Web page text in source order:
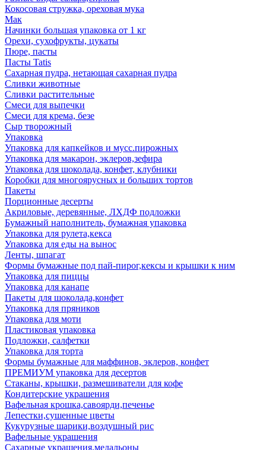
Кокосовая стружка, ореховая мука
Мак
Начинки большая упаковка от 1 кг
Орехи, сухофрукты, цукаты
Пюре, пасты
Пасты Tatis
Сахарная пудра, нетающая сахарная пудра
Сливки животные
Сливки растительные
Смеси для выпечки
Смеси для крема, безе
Сыр творожный
Упаковка
Упаковка для капкейков и мусс.пирожных
Упаковка для макарон, эклеров,зефира
Упаковка для шоколада, конфет, клубники
Коробки для многоярусных и больших тортов
Пакеты
Порционные десерты
Акриловые, деревянные, ЛХДФ подложки
Бумажный наполнитель, бумажная упаковка
Упаковка для рулета,кекса
Упаковка для еды на вынос
Ленты, шпагат
Формы бумажные под пай-пирог,кексы и крышки к ним
Упаковка для пиццы
Упаковка для канапе
Пакеты для шоколада,конфет
Упаковка для пряников
Упаковка для моти
Пластиковая упаковка
Подложки, салфетки
Упаковка для торта
Формы бумажные для маффинов, эклеров, конфет
ПРЕМИУМ упаковка для десертов
Стаканы, крышки, размешиватели для кофе
Кондитерские украшения
Вафельная крошка,савоярди,печенье
Лепестки,сушенные цветы
Кукурузные шарики,воздушный рис
Вафельные украшения
Сахарные украшения,медальоны